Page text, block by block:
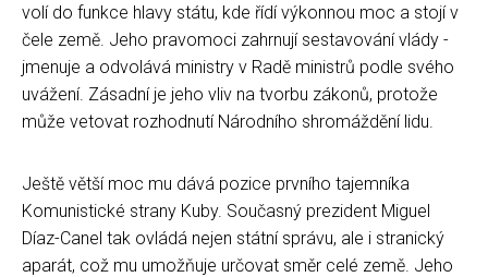
volí do funkce hlavy státu, kde řídí výkonnou moc a stojí v
čele země. Jeho pravomoci zahrnují sestavování vlády -
jmenuje a odvolává ministry v Radě ministrů podle svého
uvážení. Zásadní je jeho vliv na tvorbu zákonů, protože
může vetovat rozhodnutí Národního shromáždění lidu.
Ještě větší moc mu dává pozice prvního tajemníka
Komunistické strany Kuby. Současný prezident Miguel
Díaz-Canel tak ovládá nejen státní správu, ale i stranický
aparát, což mu umožňuje určovat směr celé země. Jeho